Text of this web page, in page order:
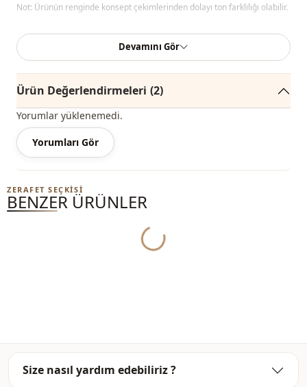
Not: Ürünün renginde konsept çekimlerinden dolayı ton farklılığı olabilir.
Yıkama: 30 derecede yıkayınız.
Kategori̇ Bluz
Kumaş
Mevsi̇m
Devamını Gör
Ürün Değerlendirmeleri (2)
Yorumlar yüklenemedi.
Yorumları Gör
ZERAFET SEÇKISI
BENZER ÜRÜNLER
Yukleniyor...
Size nasıl yardım edebiliriz ?